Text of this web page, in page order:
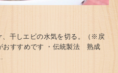
、干しエビの水気を切る。（※戻
おすすめです ・伝統製法 熟成